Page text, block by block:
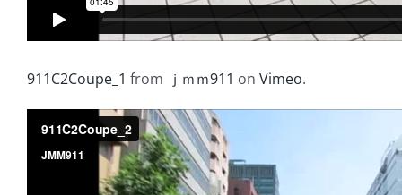
911C2Coupe_1 from ｊｍｍ911 on Vimeo.